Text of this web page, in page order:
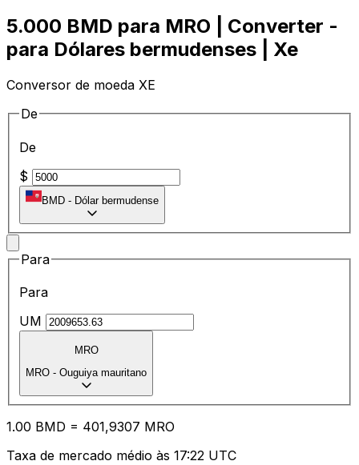
5.000 BMD para MRO | Converter -
para Dólares bermudenses | Xe
Conversor de moeda XE
De
De
$
BMD - Dólar bermudense
Para
Para
UM
MRO
MRO - Ouguiya mauritano
1.00 BMD = 401,9307 MRO
Taxa de mercado médio às 17:22 UTC